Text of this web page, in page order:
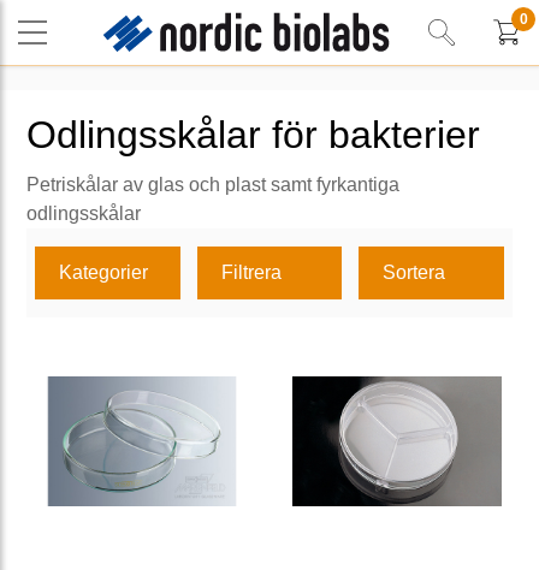
0
Odlingsskålar för bakterier
Petriskålar av glas och plast samt fyrkantiga
odlingsskålar
Kategorier Filtrera Sortera